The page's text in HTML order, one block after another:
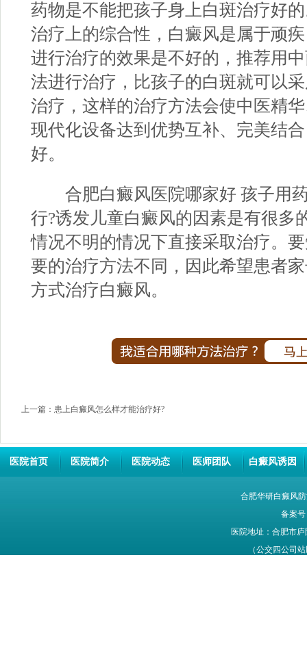
药物是不能把孩子身上白斑治疗好
治疗上的综合性，白癜风是属于顽
进行治疗的效果是不好的，推荐用
法进行治疗，比孩子的白斑就可以
治疗，这样的治疗方法会使中医精
现代化设备达到优势互补、完美结
好。
合肥白癜风医院哪家好 孩子用
行?诱发儿童白癜风的因素是有很多
情况不明的情况下直接采取治疗。
要的治疗方法不同，因此希望患者
方式治疗白癜风。
上一篇： 患上白癜风怎么样才能治疗好?
医院首页 医院简介 医院动态 医师团队 白癜风诱因
合肥华研白癜风
备案号
医院地址：合肥市
（公交四公司